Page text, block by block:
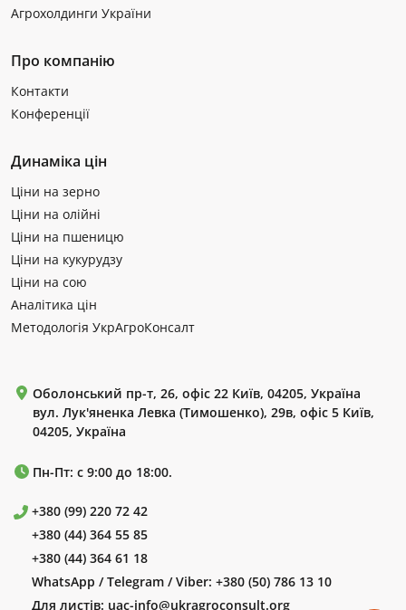
Агрохолдинги України
Про компанію
Контакти
Конференції
Динаміка цін
Ціни на зерно
Ціни на олійні
Ціни на пшеницю
Ціни на кукурудзу
Ціни на сою
Аналітика цін
Методологія УкрАгроКонсалт
Оболонський пр-т, 26, офіс 22 Київ, 04205, Україна
вул. Лук'яненка Левка (Тимошенко), 29в, офіс 5 Київ,
04205, Україна
Пн-Пт: с 9:00 до 18:00.
+380 (99) 220 72 42
+380 (44) 364 55 85
+380 (44) 364 61 18
WhatsApp / Telegram / Viber: +380 (50) 786 13 10
Для листів: uac-info@ukragroconsult.org